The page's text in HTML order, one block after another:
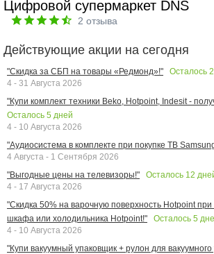
Цифровой супермаркет DNS
2 отзыва
Действующие акции на сегодня
"Скидка за СБП на товары «Редмонд»!" Осталось
4 - 31 Августа 2026
"Купи комплект техники Beko, Hotpoint, Indesit -
Осталось 5 дней
4 - 10 Августа 2026
"Аудиосистема в комплекте при покупке ТВ
4 Августа - 1 Сентября 2026
"Выгодные цены на телевизоры!"
Осталось 12
4 - 17 Августа 2026
"Скидка 50% на варочную поверхность Hotpoint при
шкафа или холодильника Hotpoint!"
Осталось 5
4 - 10 Августа 2026
"Купи вакуумный упаковщик + рулон для